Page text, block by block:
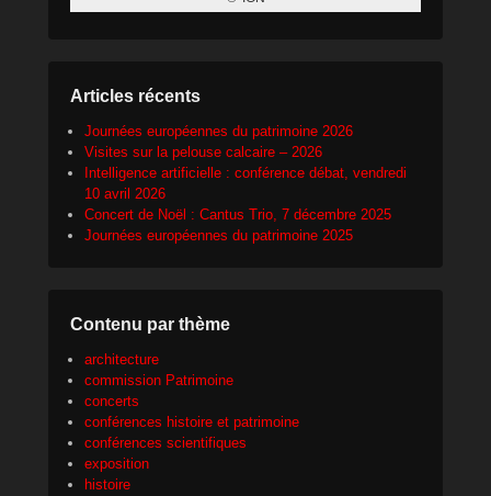
Articles récents
Journées européennes du patrimoine 2026
Visites sur la pelouse calcaire – 2026
Intelligence artificielle : conférence débat, vendredi
10 avril 2026
Concert de Noël : Cantus Trio, 7 décembre 2025
Journées européennes du patrimoine 2025
Contenu par thème
architecture
commission Patrimoine
concerts
conférences histoire et patrimoine
conférences scientifiques
exposition
histoire